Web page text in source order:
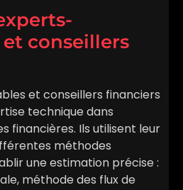
conseillers
et conseillers financiers
technique dans
financières. Ils utilisent leur
méthodes
une estimation précise :
méthode des flux de